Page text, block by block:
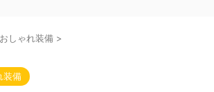
しゃれ装備 >
装備